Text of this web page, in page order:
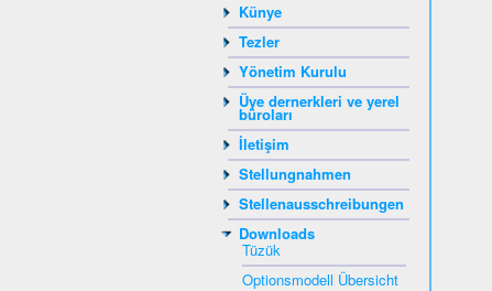
Künye
Tezler
Yönetim Kurulu
Üye dernerkleri ve yerel
büroları
İletişim
Stellungnahmen
Stellenausschreibungen
Downloads
Tüzük
Optionsmodell Übersicht